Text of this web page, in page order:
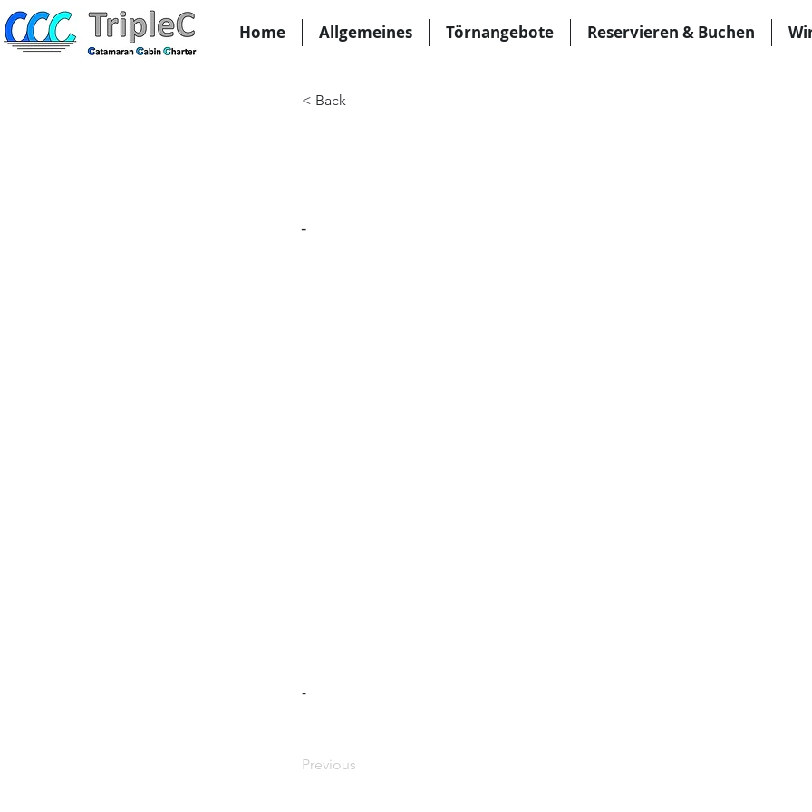
Home Allgemeines Törnangebote Reservieren & Buchen
< Back
-
-
Previous